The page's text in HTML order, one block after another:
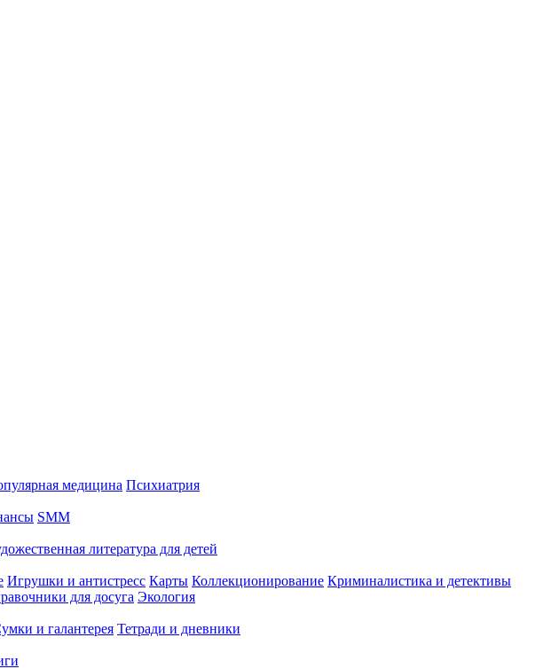
медицина Психиатрия
SMM
литература для детей
Игрушки и антистресс Карты Коллекционирование Криминалистика и детективы
для досуга Экология
и галантерея Тетради и дневники